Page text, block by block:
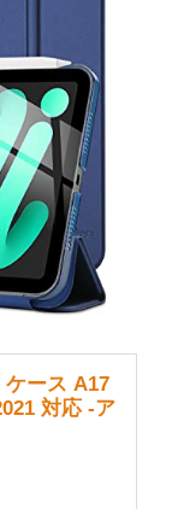
ース A17
対応 -ア